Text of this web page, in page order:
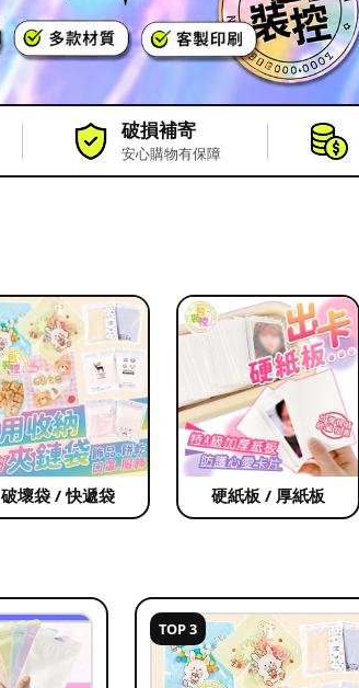
破損補寄
安心購物有保障
破壞袋 / 快遞袋 硬紙板 / 厚紙板
TOP 3